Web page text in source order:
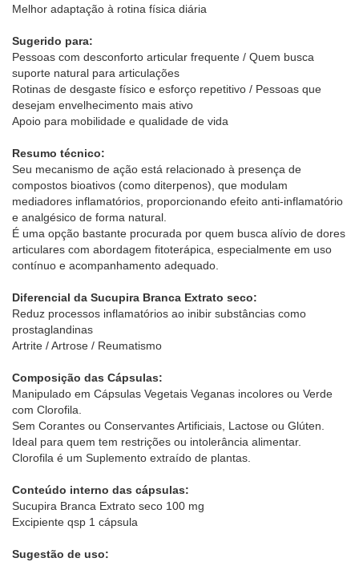
Melhor adaptação à rotina física diária
Sugerido para:
Pessoas com desconforto articular frequente / Quem busca
suporte natural para articulações
Rotinas de desgaste físico e esforço repetitivo / Pessoas que
desejam envelhecimento mais ativo
Apoio para mobilidade e qualidade de vida
Resumo técnico:
Seu mecanismo de ação está relacionado à presença de
compostos bioativos (como diterpenos), que modulam
mediadores inflamatórios, proporcionando efeito anti-inflamatório
e analgésico de forma natural.
É uma opção bastante procurada por quem busca alívio de dores
articulares com abordagem fitoterápica, especialmente em uso
contínuo e acompanhamento adequado.
Diferencial da Sucupira Branca Extrato seco:
Reduz processos inflamatórios ao inibir substâncias como
prostaglandinas
Artrite / Artrose / Reumatismo
Composição das Cápsulas:
Manipulado em Cápsulas Vegetais Veganas incolores ou Verde
com Clorofila.
Sem Corantes ou Conservantes Artificiais, Lactose ou Glúten.
Ideal para quem tem restrições ou intolerância alimentar.
Clorofila é um Suplemento extraído de plantas.
Conteúdo interno das cápsulas:
Sucupira Branca Extrato seco 100 mg
Excipiente qsp 1 cápsula
Sugestão de uso: